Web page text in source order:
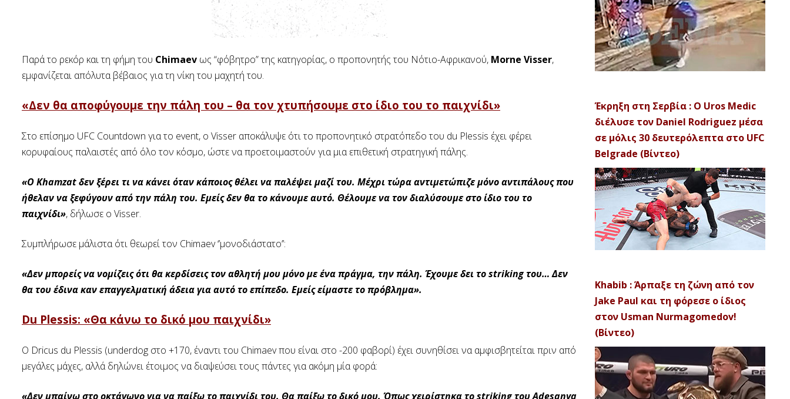
Παρά το ρεκόρ και τη φήμη του Chimaev ως “φόβητρο” της κατηγορίας, ο προπονητής του Νότιο-Αφρικανού, Morne Visser,
εμφανίζεται απόλυτα βέβαιος για τη νίκη του μαχητή του.
«Δεν θα αποφύγουμε την πάλη του – θα τον χτυπήσουμε στο ίδιο του το παιχνίδι»
Στο επίσημο UFC Countdown για το event, ο Visser αποκάλυψε ότι το προπονητικό στρατόπεδο του du Plessis έχει φέρει
κορυφαίους παλαιστές από όλο τον κόσμο, ώστε να προετοιμαστούν για μια επιθετική στρατηγική πάλης.
«Ο Khamzat δεν ξέρει τι να κάνει όταν κάποιος θέλει να παλέψει μαζί του. Μέχρι τώρα αντιμετώπιζε μόνο αντιπάλους που
ήθελαν να ξεφύγουν από την πάλη του. Εμείς δεν θα το κάνουμε αυτό. Θέλουμε να τον διαλύσουμε στο ίδιο του το
παιχνίδι», δήλωσε ο Visser.
Συμπλήρωσε μάλιστα ότι θεωρεί τον Chimaev ‘’μονοδιάστατο’’:
«Δεν μπορείς να νομίζεις ότι θα κερδίσεις τον αθλητή μου μόνο με ένα πράγμα, την πάλη. Έχουμε δει το striking του… Δεν
θα του έδινα καν επαγγελματική άδεια για αυτό το επίπεδο. Εμείς είμαστε το πρόβλημα».
Du Plessis: «Θα κάνω το δικό μου παιχνίδι»
Ο Dricus du Plessis (underdog στο +170, έναντι του Chimaev που είναι στο -200 φαβορί) έχει συνηθίσει να αμφισβητείται πριν από
μεγάλες μάχες, αλλά δηλώνει έτοιμος να διαψεύσει τους πάντες για ακόμη μία φορά:
«Δεν μπαίνω στο οκτάγωνο για να παίξω το παιχνίδι του. Θα παίξω το δικό μου. Όπως χειρίστηκα το striking του Adesanya
Έκρηξη στη Σερβία : Ο Uros Medic
διέλυσε τον Daniel Rodriguez μέσα
σε μόλις 30 δευτερόλεπτα στο UFC
Belgrade (Βίντεο)
Khabib : Άρπαξε τη ζώνη από τον
Jake Paul και τη φόρεσε ο ίδιος
στον Usman Nurmagomedov!
(Βίντεο)